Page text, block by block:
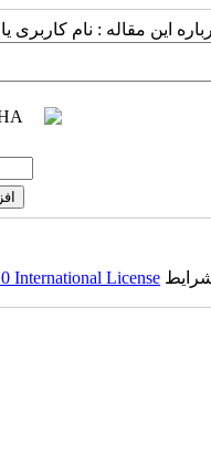
این مقاله : نام کاربری
International License